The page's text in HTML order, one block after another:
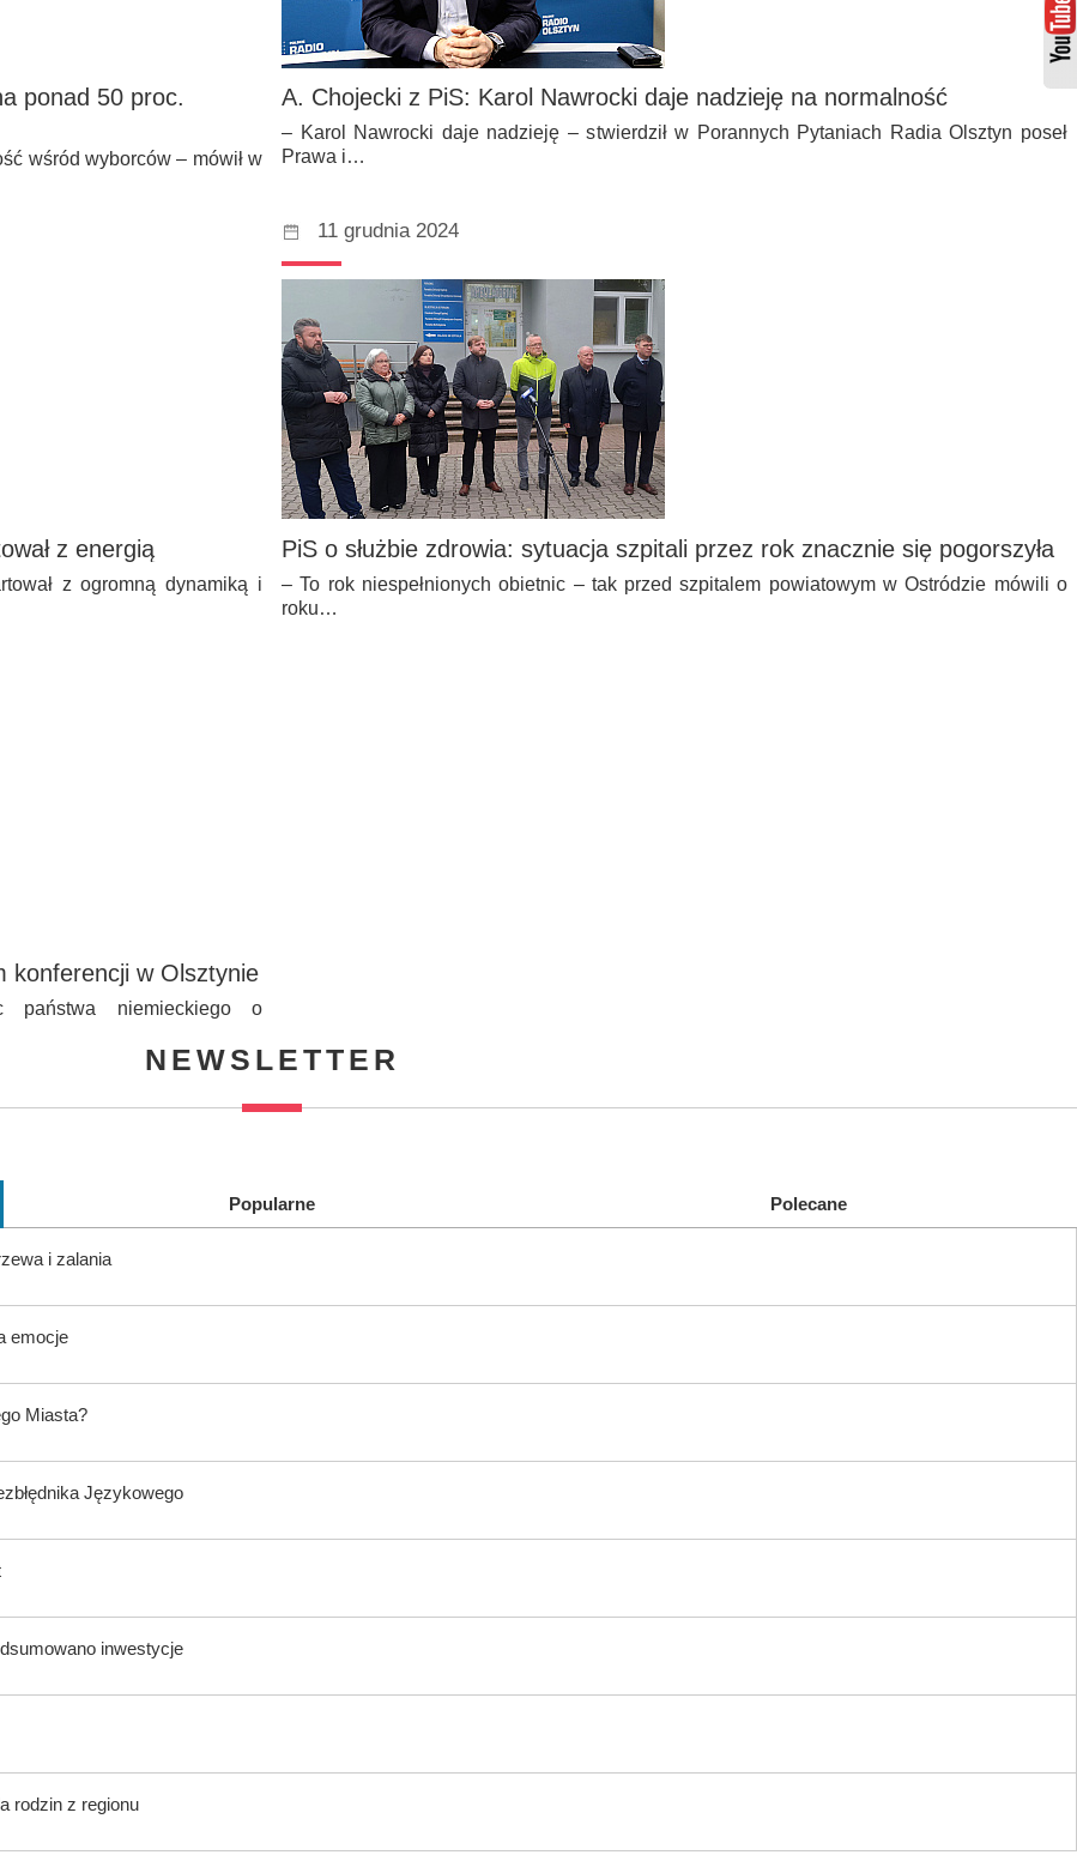
ponad 50 proc.
wśród wyborców – mówił w
A. Chojecki z PiS: Karol Nawrocki daje nadzieję na normalność
– Karol Nawrocki daje nadzieję – stwierdził w Porannych Pytaniach Radia Olsztyn poseł
Prawa i…
z energią
z ogromną dynamiką i
11 grudnia 2024
PiS o służbie zdrowia: sytuacja szpitali przez rok znacznie się pogorszyła
– To rok niespełnionych obietnic – tak przed szpitalem powiatowym w Ostródzie mówili o
roku…
konferencji w Olsztynie
państwa niemieckiego o
NEWSLETTER
Popularne Polecane
i zalania
emocje
Miasta?
Językowego
inwestycje
rodzin z regionu